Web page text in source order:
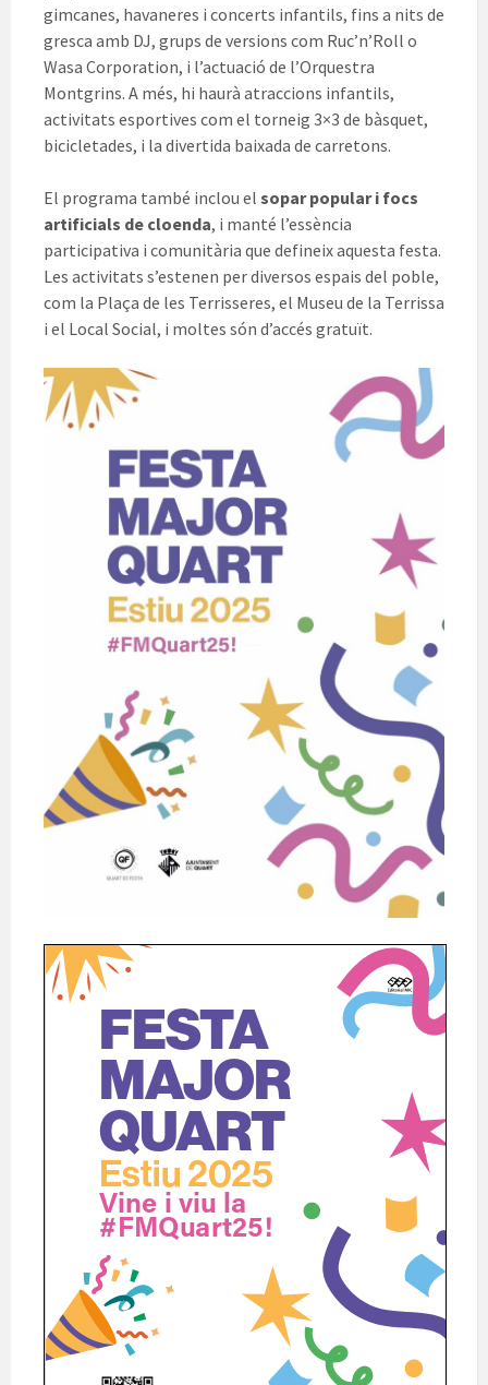
gimcanes, havaneres i concerts infantils, fins a nits de
gresca amb DJ, grups de versions com Ruc’n’Roll o
Wasa Corporation, i l’actuació de l’Orquestra
Montgrins. A més, hi haurà atraccions infantils,
activitats esportives com el torneig 3×3 de bàsquet,
bicicletades, i la divertida baixada de carretons.
El programa també inclou el sopar popular i focs
artificials de cloenda, i manté l’essència
participativa i comunitària que defineix aquesta festa.
Les activitats s’estenen per diversos espais del poble,
com la Plaça de les Terrisseres, el Museu de la Terrissa
i el Local Social, i moltes són d’accés gratuït.